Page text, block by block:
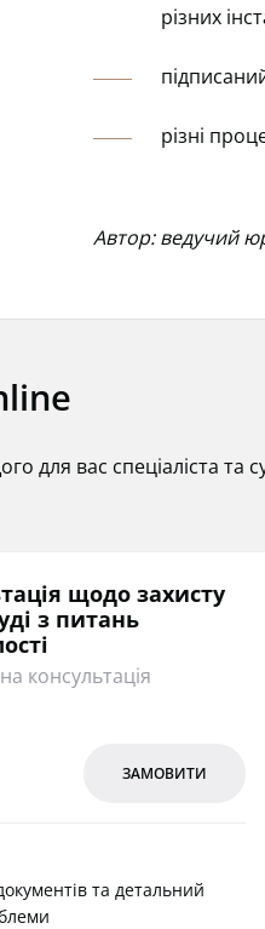
різних
різні
Автор: ведучий
для вас спеціаліста
щодо захисту
з питань
консультація
ЗАМОВИТИ
та детальний